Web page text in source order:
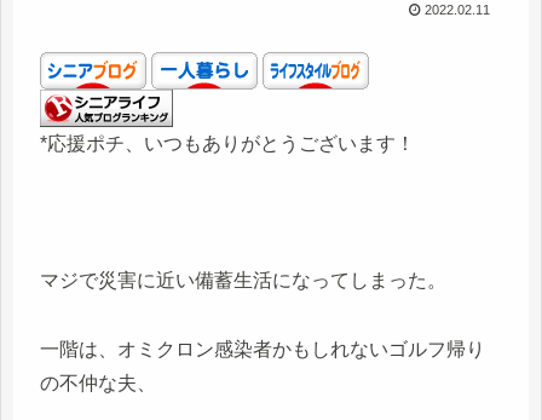
2022.02.11
*応援ポチ、いつもありがとうございます！
マジで災害に近い備蓄生活になってしまった。
一階は、オミクロン感染者かもしれないゴルフ帰り
の不仲な夫、